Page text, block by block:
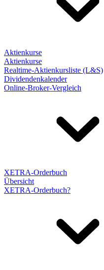
Aktienkurse
Aktienkurse
Realtime-Aktienkursliste (L&S)
Dividendenkalender
Online-Broker-Vergleich
XETRA-Orderbuch
Übersicht
XETRA-Orderbuch?